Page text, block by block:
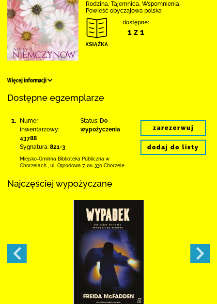
Rodzina, Tajemnica, Wspomnienia,
Powieść obyczajowa polska
dostępne:
1 z 1
Więcej informacji
Dostępne egzemplarze
1.
Numer
inwentarzowy:
43788
Sygnatura: 821-3
Status: Do
wypożyczenia
Miejsko-Gminna Biblioteka Publiczna w
Chorzelach
ul. Ogrodowa 7, 06-330 Chorzele
zarezerwuj
dodaj do listy
Najczęściej wypożyczane